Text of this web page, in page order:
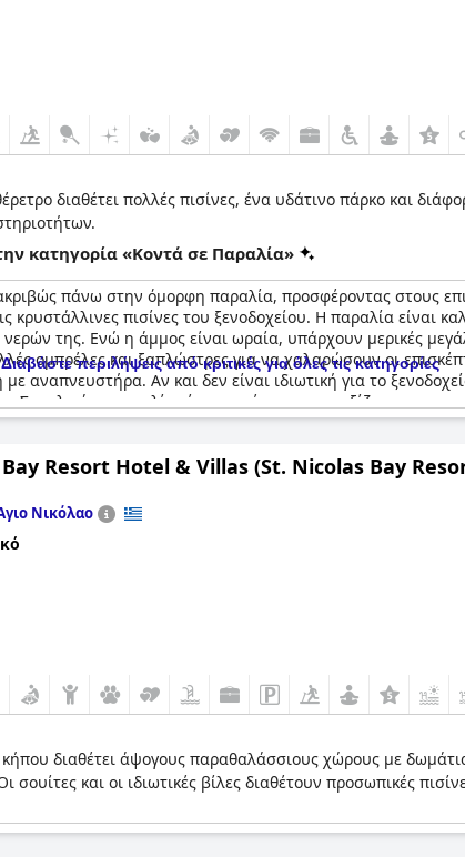
διαθέτει πολλές πισίνες, ένα υδάτινο πάρκο και
κατηγορία «Κοντά σε Παραλία»
πάνω στην όμορφη παραλία, προσφέροντας στους
πισίνες του ξενοδοχείου. Η παραλία είναι
της. Ενώ η άμμος είναι ωραία, υπάρχουν μερικές
ομπρέλες και ξαπλώστρες για να χαλαρώσουν οι
αναπνευστήρα. Αν και δεν είναι ιδιωτική για το
Συνολικά, η παραλία είναι πανέμορφη και αξίζει να την
Διαβάστε περιλήψεις από κριτικές για όλες τις κατηγορίες
Resort Hotel & Villas (St. Nicolas Bay
Νικόλαο
διαθέτει άψογους παραθαλάσσιους χώρους με
και οι ιδιωτικές βίλες διαθέτουν προσωπικές